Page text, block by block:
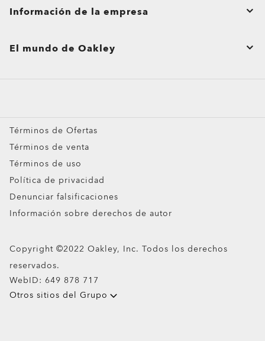
Estado del pedido
Cuidado del producto
Información de la empresa
Contáctanos
Lentes de Sol Deportivos
Lentes de Vista
Goggles
Lentes con IA
El mundo de Oakley
Términos de Ofertas
Términos de venta
Términos de uso
Política de privacidad
Denunciar falsificaciones
Información sobre derechos de autor
Copyright ©2022 Oakley, Inc. Todos los derechos
reservados.
WebID: 649 878 717
Otros sitios del Grupo